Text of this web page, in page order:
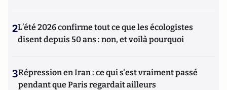
2L’été 2026 confirme tout ce que les écologistes
disent depuis 50 ans : non, et voilà pourquoi
3Répression en Iran : ce qui s'est vraiment passé
pendant que Paris regardait ailleurs